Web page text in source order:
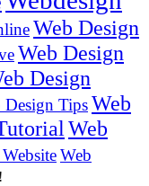
Web Design
Web Design
Design
Design TipsWeb
Web
Web